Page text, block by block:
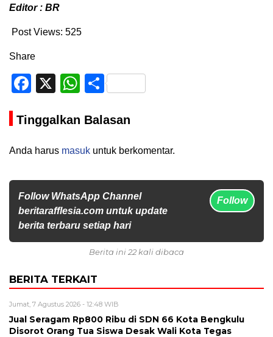
Editor : BR
Post Views: 525
Share
Facebook
X WhatsApp
Share
Tinggalkan Balasan
Anda harus masuk untuk berkomentar.
Follow WhatsApp Channel
beritarafflesia.com untuk update
berita terbaru setiap hari
Follow
Berita ini 22 kali dibaca
BERITA TERKAIT
Jumat, 7 Agustus 2026 - 12:48 WIB
Jual Seragam Rp800 Ribu di SDN 66 Kota Bengkulu
Disorot Orang Tua Siswa Desak Wali Kota Tegas